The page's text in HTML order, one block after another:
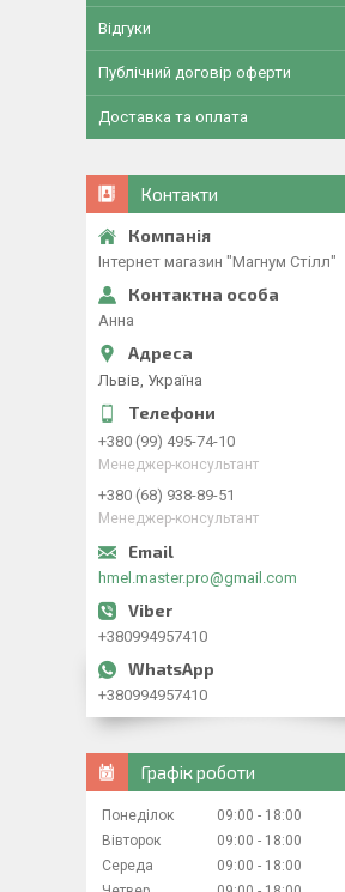
Відгуки
Публічний договір оферти
Доставка та оплата
Контакти
Інтернет магазин "Магнум Стілл"
Анна
Львів, Україна
+380 (99) 495-74-10
Менеджер-консультант
+380 (68) 938-89-51
Менеджер-консультант
hmel.master.pro@gmail.com
+380994957410
+380994957410
Графік роботи
Понеділок 09:00
18:00
Вівторок
09:00
18:00
Середа
09:00
18:00